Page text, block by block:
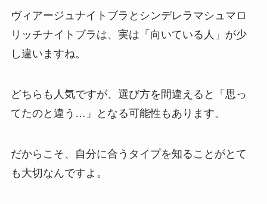
ヴィアージュナイトブラとシンデレラマシュマロ
リッチナイトブラは、実は「向いている人」が少
し違いますね。
どちらも人気ですが、選び方を間違えると「思っ
てたのと違う…」となる可能性もあります。
だからこそ、自分に合うタイプを知ることがとて
も大切なんですよ。